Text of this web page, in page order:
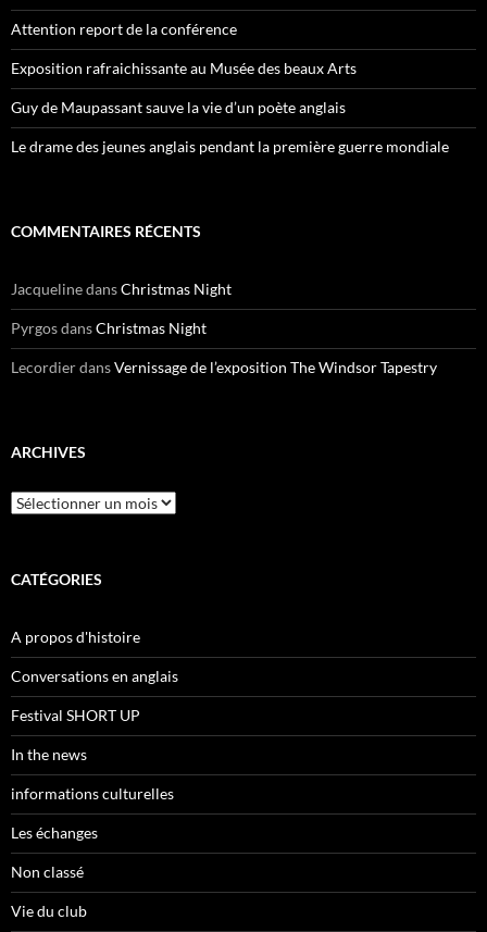
Attention report de la conférence
Exposition rafraichissante au Musée des beaux Arts
Guy de Maupassant sauve la vie d’un poète anglais
Le drame des jeunes anglais pendant la première guerre mondiale
COMMENTAIRES RÉCENTS
JacquelinedansChristmas Night
PyrgosdansChristmas Night
LecordierdansVernissage de l’exposition The Windsor Tapestry
ARCHIVES
Archives
CATÉGORIES
A propos d'histoire
Conversations en anglais
Festival SHORT UP
In the news
informations culturelles
Les échanges
Non classé
Vie du club